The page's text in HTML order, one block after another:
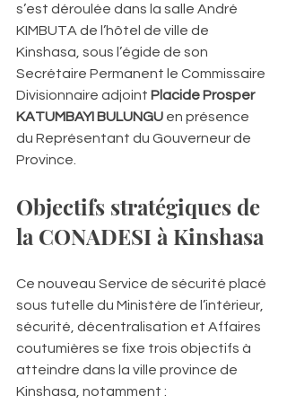
s’est déroulée dans la salle André
KIMBUTA de l’hôtel de ville de
Kinshasa, sous l’égide de son
Secrétaire Permanent le Commissaire
Divisionnaire adjoint Placide Prosper
KATUMBAYI BULUNGU en présence
du Représentant du Gouverneur de
Province.
Objectifs stratégiques de
la CONADESI à Kinshasa
Ce nouveau Service de sécurité placé
sous tutelle du Ministère de l’intérieur,
sécurité, décentralisation et Affaires
coutumières se fixe trois objectifs à
atteindre dans la ville province de
Kinshasa, notamment :